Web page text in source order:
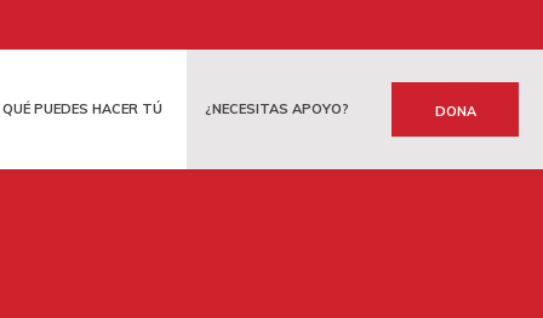
QUÉ PUEDES HACER TÚ ¿NECESITAS APOYO? DONA